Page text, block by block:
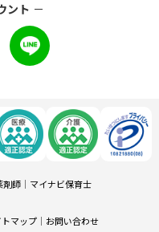
ント
剤師 │ マイナビ保育士
マップ │ お問い合わせ